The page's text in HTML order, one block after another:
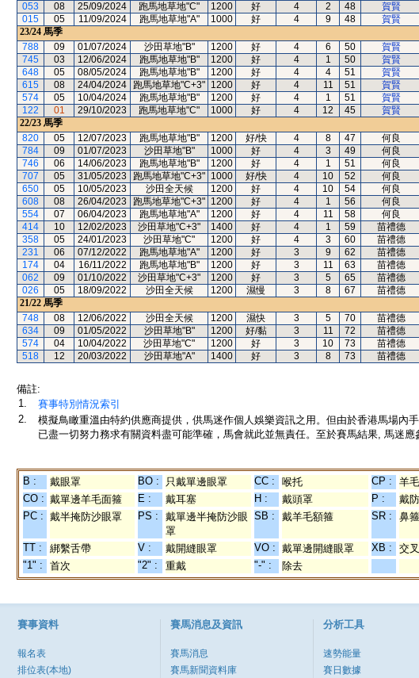
053
08 25/09/2024 跑馬地草地"C" 1200 好 4 2 48 賀賢
015
05 11/09/2024 跑馬地草地"A" 1000 好 4 9 48 賀賢
23/24 馬季
788
09 01/07/2024 沙田草地"B" 1200 好 4 6 50 賀賢
745
03 12/06/2024 跑馬地草地"B" 1200 好 4 1 50 賀賢
648
05 08/05/2024 跑馬地草地"B" 1200 好 4 4 51 賀賢
615
08 24/04/2024 跑馬地草地"C+3" 1200 好 4 11 51 賀賢
574
05 10/04/2024 跑馬地草地"B" 1200 好 4 1 51 賀賢
122
01 29/10/2023 跑馬地草地"C" 1000 好 4 12 45 賀賢
22/23 馬季
820
05 12/07/2023 跑馬地草地"B" 1200 好/快 4 8 47 何良
784
09 01/07/2023 沙田草地"B" 1000 好 4 3 49 何良
746
06 14/06/2023 跑馬地草地"B" 1200 好 4 1 51 何良
707
05 31/05/2023 跑馬地草地"C+3" 1000 好/快 4 10 52 何良
650
05 10/05/2023 沙田全天候 1200 好 4 10 54 何良
608
08 26/04/2023 跑馬地草地"C+3" 1200 好 4 1 56 何良
554
07 06/04/2023 跑馬地草地"A" 1200 好 4 11 58 何良
414
10 12/02/2023 沙田草地"C+3" 1400 好 4 1 59 苗禮德
358
05 24/01/2023 沙田草地"C" 1200 好 4 3 60 苗禮德
231
06 07/12/2022 跑馬地草地"A" 1200 好 3 9 62 苗禮德
174
04 16/11/2022 跑馬地草地"B" 1200 好 3 11 63 苗禮德
062
09 01/10/2022 沙田草地"C+3" 1200 好 3 5 65 苗禮德
026
05 18/09/2022 沙田全天候 1200 濕慢 3 8 67 苗禮德
21/22 馬季
748
08 12/06/2022 沙田全天候 1200 濕快 3 5 70 苗禮德
634
09 01/05/2022 沙田草地"B" 1200 好/黏 3 11 72 苗禮德
574
04 10/04/2022 沙田草地"C" 1200 好 3 10 73 苗禮德
518
12 20/03/2022 沙田草地"A" 1400 好 3 8 73 苗禮德
備註:
1.
賽事特別情況索引
2.
模擬鳥瞰重溫由特約供應商提供，供馬迷作個人娛樂資訊之用。但由於香港馬場
已盡一切努力務求有關資料盡可能準確，馬會就此並無責任。至於賽馬結果, 馬迷應
B : 戴眼罩 BO : 只戴單邊眼罩 CC : 喉托 CP :
羊
CO : 戴單邊羊毛面箍 E : 戴耳塞 H : 戴頭罩 P :
戴
PC : 戴半掩防沙眼罩 PS :
戴單邊半掩防沙眼
罩
SB : 戴羊毛額箍 SR : 鼻箍
TT : 綁繫舌帶 V : 戴開縫眼罩 VO : 戴單邊開縫眼罩 XB :
交
"1" :
首次 "2" : 重戴 "-" : 除去
賽事資料
報名表
排位表(本地)
賽馬消息及資訊
賽馬消息
賽馬新聞資料庫
分析工具
速勢能量
賽日數據